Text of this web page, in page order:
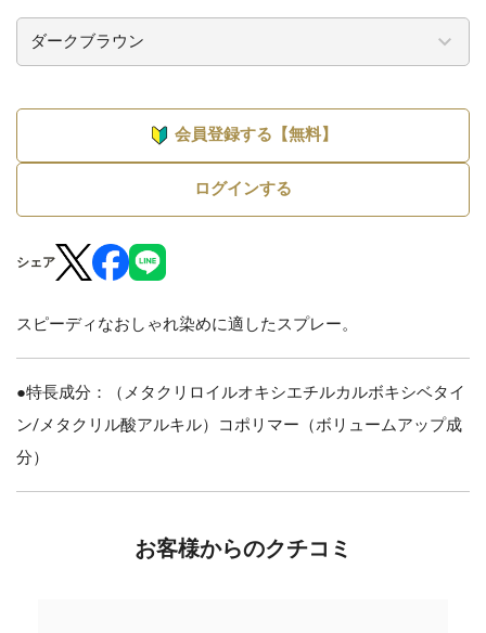
会員登録する【無料】
ログインする
シェア
スピーディなおしゃれ染めに適したスプレー。
●特長成分：（メタクリロイルオキシエチルカルボキシベタイ
ン/メタクリル酸アルキル）コポリマー（ボリュームアップ成
分）
お客様からのクチコミ